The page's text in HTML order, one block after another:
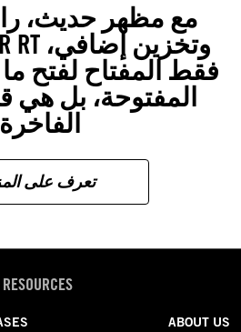
مع مظهر حديث،
فقط المفتاح لفتح
المفتوحة، بل هي
تعرف على
RESOURCES
ABOUT US